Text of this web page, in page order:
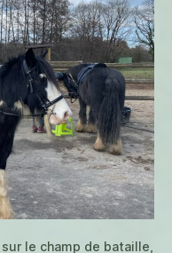
le champ de bataille,